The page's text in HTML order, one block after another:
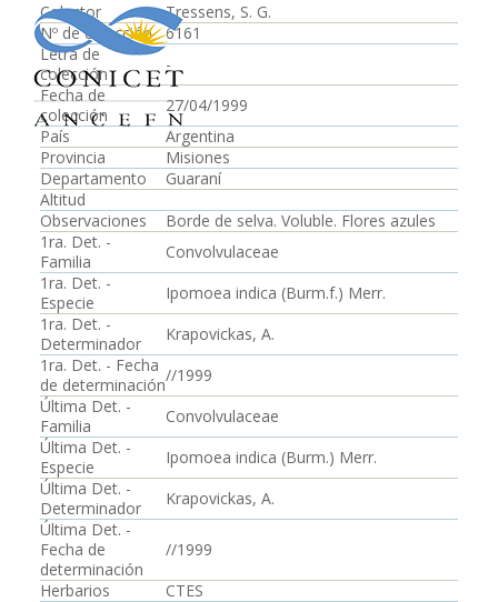
Colector
Tressens, S. G.
Nº de colección
6161
Letra de
colección
-
Fecha de
colección
27/04/1999
País
Argentina
Provincia
Misiones
Departamento
Guaraní
Altitud
Observaciones
Borde de selva. Voluble. Flores azules
1ra. Det. -
Familia
Convolvulaceae
1ra. Det. -
Especie
Ipomoea indica (Burm.f.) Merr.
1ra. Det. -
Determinador
Krapovickas, A.
1ra. Det. - Fecha
de determinación//1999
Última Det. -
Familia
Convolvulaceae
Última Det. -
Especie
Ipomoea indica (Burm.) Merr.
Última Det. -
Determinador
Krapovickas, A.
Última Det. -
Fecha de
determinación
//1999
Herbarios
CTES